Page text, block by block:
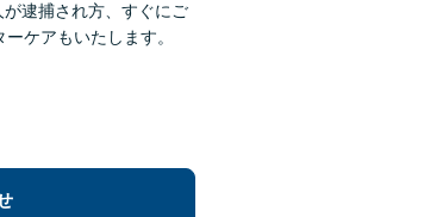
逮捕され方、すぐにご
ケアもいたします。